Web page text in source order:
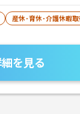
産休･育休･介護休暇
を見る